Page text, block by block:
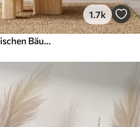
1.7k